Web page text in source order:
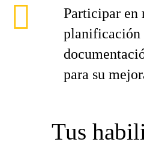
Participar en
planificación
para su
Tus